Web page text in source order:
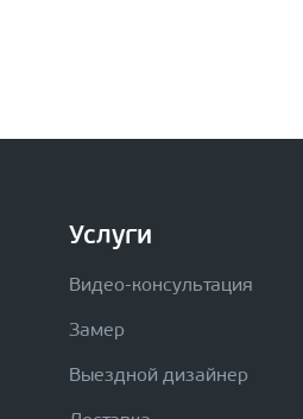
Услуги
Видео-консультация
Замер
Выездной дизайнер